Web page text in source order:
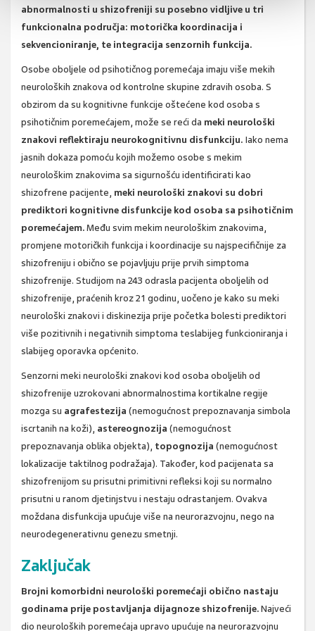
abnormalnosti u shizofreniji su posebno vidljive u tri
funkcionalna područja: motorička koordinacija i
sekvencioniranje, te integracija senzornih funkcija.
Osobe oboljele od psihotičnog poremećaja imaju više mekih
neuroloških znakova od kontrolne skupine zdravih osoba. S
obzirom da su kognitivne funkcije oštećene kod osoba s
psihotičnim poremećajem, može se reći da meki neurološki
znakovi reflektiraju neurokognitivnu disfunkciju. Iako nema
jasnih dokaza pomoću kojih možemo osobe s mekim
neurološkim znakovima sa sigurnošću identificirati kao
shizofrene pacijente, meki neurološki znakovi su dobri
prediktori kognitivne disfunkcije kod osoba sa psihotičnim
poremećajem.Među svim mekim neurološkim znakovima,
promjene motoričkih funkcija i koordinacije su najspecifičnije za
shizofreniju i obično se pojavljuju prije prvih simptoma
shizofrenije. Studijom na 243 odrasla pacijenta oboljelih od
shizofrenije, praćenih kroz 21 godinu, uočeno je kako su meki
neurološki znakovi i diskinezija prije početka bolesti prediktori
više pozitivnih i negativnih simptoma teslabijeg funkcioniranja i
slabijeg oporavka općenito.
Senzorni meki neurološki znakovi kod osoba oboljelih od
shizofrenije uzrokovani abnormalnostima kortikalne regije
mozga su agrafestezija (nemogućnost prepoznavanja simbola
iscrtanih na koži), astereognozija (nemogućnost
prepoznavanja oblika objekta), topognozija (nemogućnost
lokalizacije taktilnog podražaja). Također, kod pacijenata sa
shizofrenijom su prisutni primitivni refleksi koji su normalno
prisutni u ranom djetinjstvu i nestaju odrastanjem. Ovakva
moždana disfunkcija upućuje više na neurorazvojnu, nego na
neurodegenerativnu genezu smetnji.
Zaključak
Brojni komorbidni neurološki poremećaji obično nastaju
godinama prije postavljanja dijagnoze shizofrenije.Najveći
dio neuroloških poremećaja upravo upućuje na neurorazvojnu